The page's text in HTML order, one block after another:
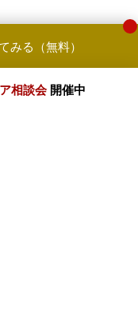
みる（無料）
相談会 開催中